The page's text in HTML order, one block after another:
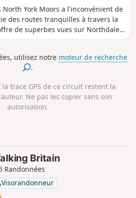
York Moors a l'inconvénient de
des routes tranquilles à travers la
de superbes vues sur Northdale,
et Glaisdale.
utilisez notre moteur de recherche
.
trace GPS de ce circuit restent la
Ne pas les copier sans son
autorisation.
Britain
Randonnées
Visorandonneur